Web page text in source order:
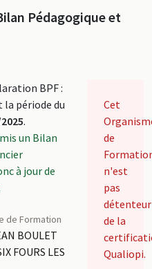
Pédagogique et
BPF :
la période du
.
un Bilan
à jour de
de Formation
BOULET
FOURS LES
Cet
de
n'est
pas
détenteur
de la
Qualiopi.